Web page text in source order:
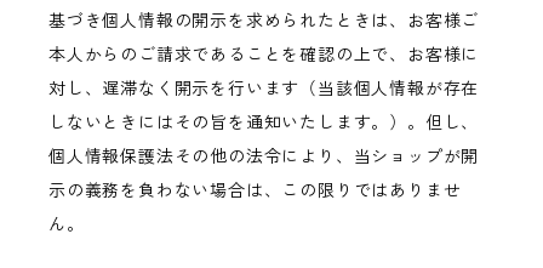
基づき個人情報の開示を求められたときは、お客様ご
本人からのご請求であることを確認の上で、お客様に
対し、遅滞なく開示を行います（当該個人情報が存在
しないときにはその旨を通知いたします。）。但し、
個人情報保護法その他の法令により、当ショップが開
示の義務を負わない場合は、この限りではありませ
ん。